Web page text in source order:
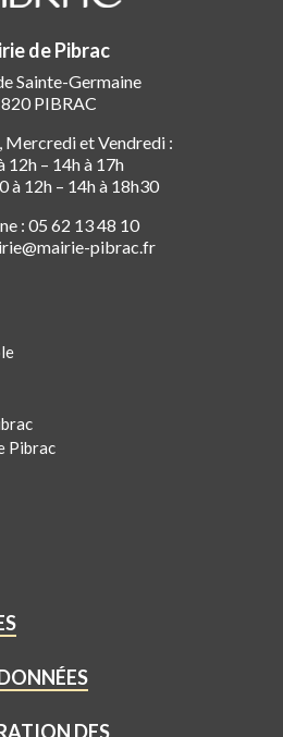
de Pibrac
Sainte-Germaine
PIBRAC
Mercredi et Vendredi :
12h – 14h à 17h
à 12h – 14h à 18h30
: 05 62 13 48 10
pibrac.fr
Pibrac
DES